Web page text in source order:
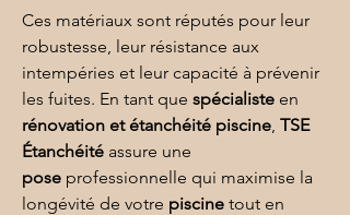
Ces matériaux sont réputés pour leur
robustesse, leur résistance aux
intempéries et leur capacité à prévenir
les fuites. En tant que spécialiste en
rénovation et étanchéité piscine, TSE
Étanchéité assure une
pose professionnelle qui maximise la
longévité de votre piscine tout en